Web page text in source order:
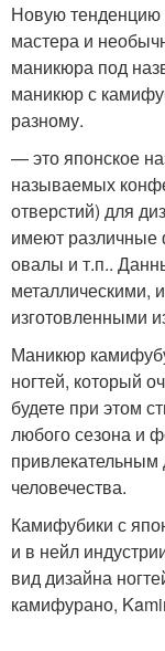
Новую тенденцию
мастера и
маникюра под
маникюр с
разному.
— это японское
называемых
отверстий) для
имеют
овалы и т.п..
металлическими,
изготовленными
Маникюр
ногтей, который
будете при этом
любого сезона и
человечества.
Камифубики с
и в нейл
вид дизайна
камифурано,